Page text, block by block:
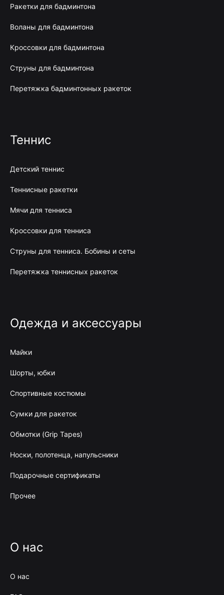
Ракетки для бадминтона
Воланы для бадминтона
Кроссовки для бадминтона
Струны для бадминтона
Перетяжка бадминтонных ракеток
Теннис
Детский теннис
Теннисные ракетки
Мячи для тенниса
Кроссовки для тенниса
Струны для тенниса. Бобины и сеты
Перетяжка теннисных ракеток
Одежда и аксессуары
Майки
Шорты, юбки
Спортивные костюмы
Сумки для ракеток
Обмотки (Grip Tapes)
Носки, полотенца, напульсники
Подарочные сертификаты
Прочее
О нас
О нас